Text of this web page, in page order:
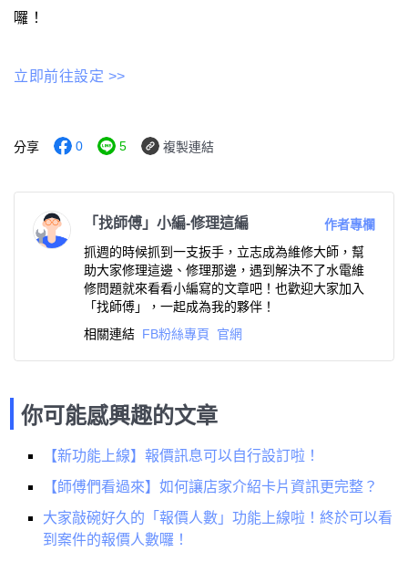
囉！
立即前往設定 >>
分享 0 5 複製連結
「找師傅」小編-修理這編
作者專欄
抓週的時候抓到一支扳手，立志成為維修大師，幫
助大家修理這邊、修理那邊，遇到解決不了水電維
修問題就來看看小編寫的文章吧！也歡迎大家加入
「找師傅」，一起成為我的夥伴！
相關連結 FB粉絲專頁 官網
你可能感興趣的文章
【新功能上線】報價訊息可以自行設訂啦！
【師傅們看過來】如何讓店家介紹卡片資訊更完整？
大家敲碗好久的「報價人數」功能上線啦！終於可以看
到案件的報價人數囉！